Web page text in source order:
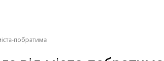
побратима